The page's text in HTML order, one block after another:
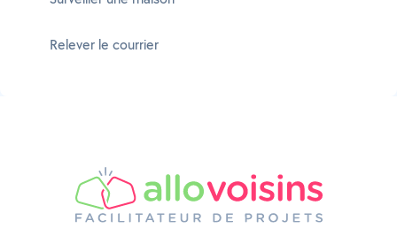
Relever le courrier